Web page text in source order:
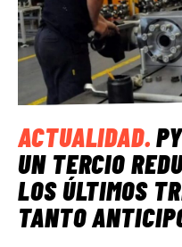
ACTUALIDAD.
UN TERCIO
LOS ÚLTIMOS
TANTO